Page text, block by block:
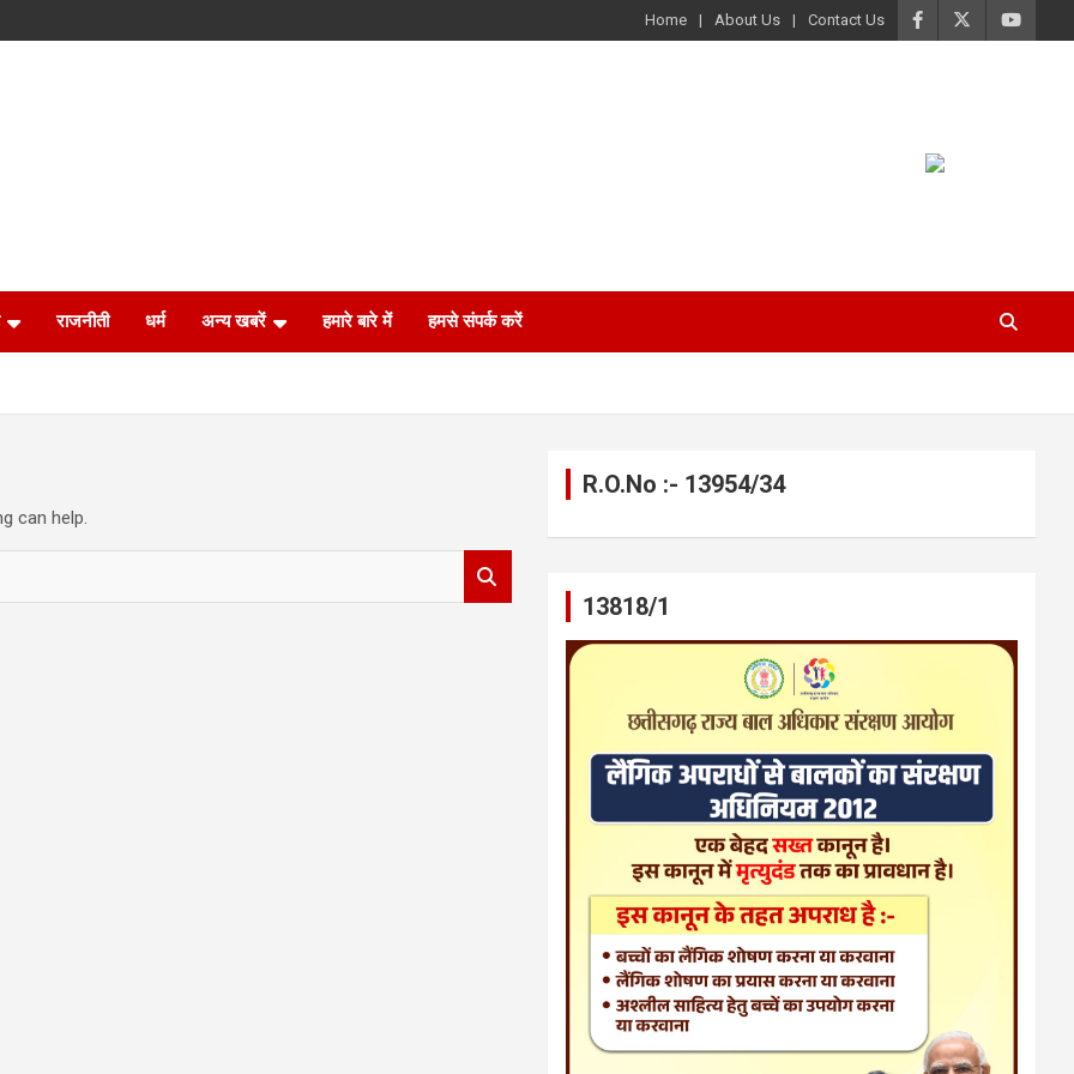
Home About Us Contact Us
राजनीती धर्म अन्य खबरें हमारे बारे में हमसे संपर्क करें
can help.
R.O.No :- 13954/34
13818/1